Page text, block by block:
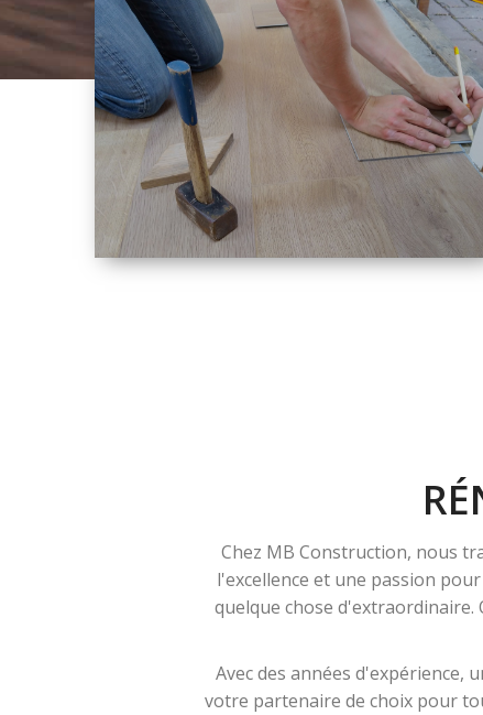
Chez MB Construction, nous
l'excellence et une passion
quelque chose
Avec des années d'expérience,
votre partenaire de choix pour